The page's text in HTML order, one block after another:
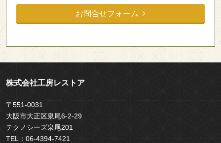
お問合せフォーム
株式会社工房レストア
〒551-0031
大阪市大正区泉尾6-2-29
テクノシーズ泉尾201
TEL： 06-4394-7421